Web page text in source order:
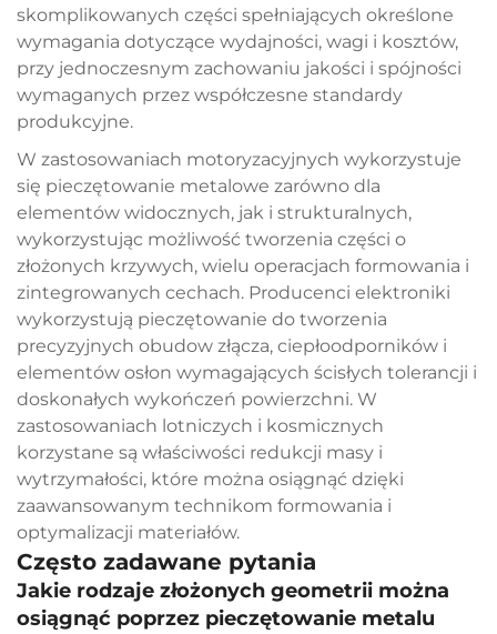
skomplikowanych części spełniających określone
wymagania dotyczące wydajności, wagi i kosztów,
przy jednoczesnym zachowaniu jakości i spójności
wymaganych przez współczesne standardy
produkcyjne.
W zastosowaniach motoryzacyjnych wykorzystuje
się pieczętowanie metalowe zarówno dla
elementów widocznych, jak i strukturalnych,
wykorzystując możliwość tworzenia części o
złożonych krzywych, wielu operacjach formowania i
zintegrowanych cechach. Producenci elektroniki
wykorzystują pieczętowanie do tworzenia
precyzyjnych obudow złącza, ciepłoodporników i
elementów osłon wymagających ścisłych tolerancji i
doskonałych wykończeń powierzchni. W
zastosowaniach lotniczych i kosmicznych
korzystane są właściwości redukcji masy i
wytrzymałości, które można osiągnąć dzięki
zaawansowanym technikom formowania i
optymalizacji materiałów.
Często zadawane pytania
Jakie rodzaje złożonych geometrii można
osiągnąć poprzez pieczętowanie metalu